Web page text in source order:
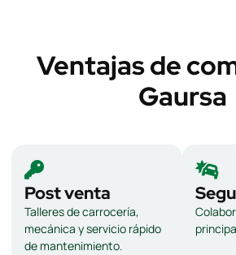
Ventajas de
Gaursa
Post venta
Talleres de carrocería,
mecánica y servicio rápido
de mantenimiento.